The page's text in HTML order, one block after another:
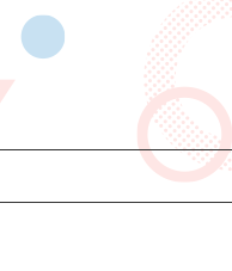
기제
국내현장실습
해외현장실습
비학점인정과정